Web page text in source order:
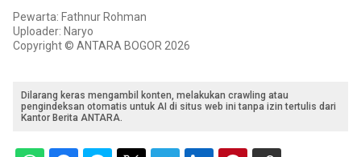
Pewarta: Fathnur Rohman
Uploader: Naryo
Copyright © ANTARA BOGOR 2026
Dilarang keras mengambil konten, melakukan crawling atau
pengindeksan otomatis untuk AI di situs web ini tanpa izin tertulis dari
Kantor Berita ANTARA.